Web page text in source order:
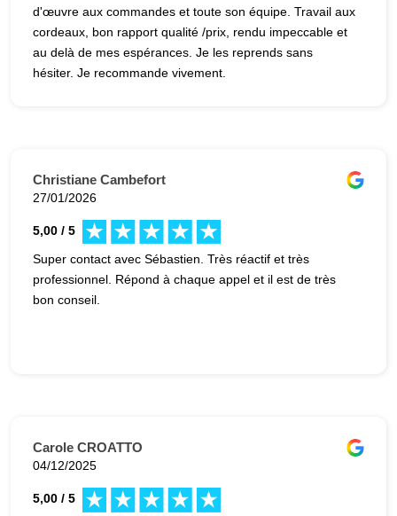
d'œuvre aux commandes et toute son équipe. Travail aux
cordeaux, bon rapport qualité /prix, rendu impeccable et
au delà de mes espérances. Je les reprends sans
hésiter. Je recommande vivement.
Christiane Cambefort
27/01/2026
5,00 / 5
Super contact avec Sébastien. Très réactif et très
professionnel. Répond à chaque appel et il est de très
bon conseil.
Carole CROATTO
04/12/2025
5,00 / 5